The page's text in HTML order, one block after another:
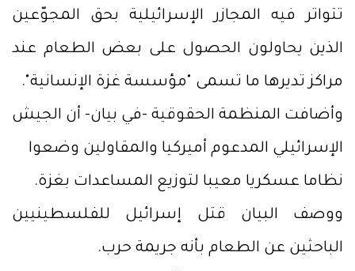
تتواتر فيه المجازر الإسرائيلية بحق المجوّعين
الذين يحاولون الحصول على بعض الطعام عند
مراكز تديرها ما تسمى "مؤسسة غزة الإنسانية".
وأضافت المنظمة الحقوقية -في بيان- أن الجيش
الإسرائيلي المدعوم أميركيا والمقاولين وضعوا
نظاما عسكريا معيبا لتوزيع المساعدات بغزة.
ووصف البيان قتل إسرائيل للفلسطينيين
الباحثين عن الطعام بأنه جريمة حرب.